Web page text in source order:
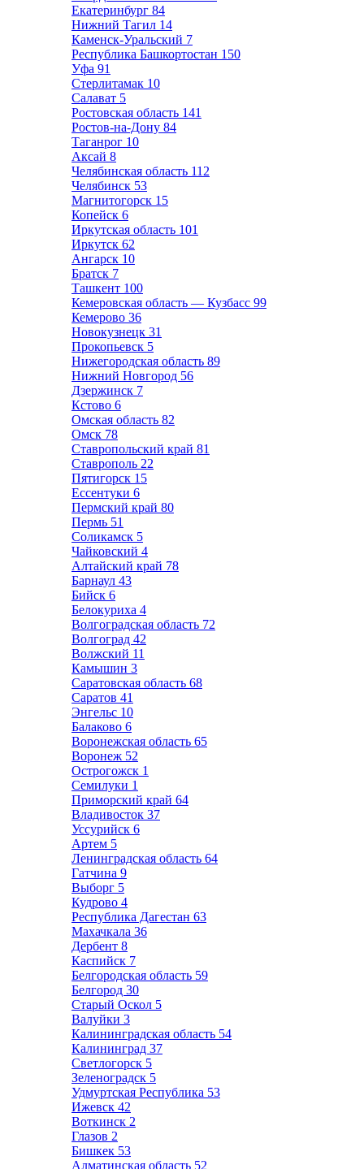
Екатеринбург 84
Нижний Тагил 14
Каменск-Уральский 7
Республика Башкортостан 150
Уфа 91
Стерлитамак 10
Салават 5
Ростовская область 141
Ростов-на-Дону 84
Таганрог 10
Аксай 8
Челябинская область 112
Челябинск 53
Магнитогорск 15
Копейск 6
Иркутская область 101
Иркутск 62
Ангарск 10
Братск 7
Ташкент 100
Кемеровская область — Кузбасс 99
Кемерово 36
Новокузнецк 31
Прокопьевск 5
Нижегородская область 89
Нижний Новгород 56
Дзержинск 7
Кстово 6
Омская область 82
Омск 78
Ставропольский край 81
Ставрополь 22
Пятигорск 15
Ессентуки 6
Пермский край 80
Пермь 51
Соликамск 5
Чайковский 4
Алтайский край 78
Барнаул 43
Бийск 6
Белокуриха 4
Волгоградская область 72
Волгоград 42
Волжский 11
Камышин 3
Саратовская область 68
Саратов 41
Энгельс 10
Балаково 6
Воронежская область 65
Воронеж 52
Острогожск 1
Семилуки 1
Приморский край 64
Владивосток 37
Уссурийск 6
Артем 5
Ленинградская область 64
Гатчина 9
Выборг 5
Кудрово 4
Республика Дагестан 63
Махачкала 36
Дербент 8
Каспийск 7
Белгородская область 59
Белгород 30
Старый Оскол 5
Валуйки 3
Калининградская область 54
Калининград 37
Светлогорск 5
Зеленоградск 5
Удмуртская Республика 53
Ижевск 42
Воткинск 2
Глазов 2
Бишкек 53
Алматинская область 52